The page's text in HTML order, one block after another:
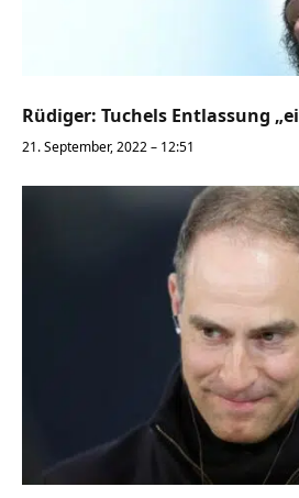
Rüdiger: Tuchels Entlassung
21. September, 2022 – 12:51